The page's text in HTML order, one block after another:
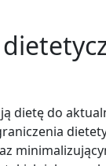
dietę do